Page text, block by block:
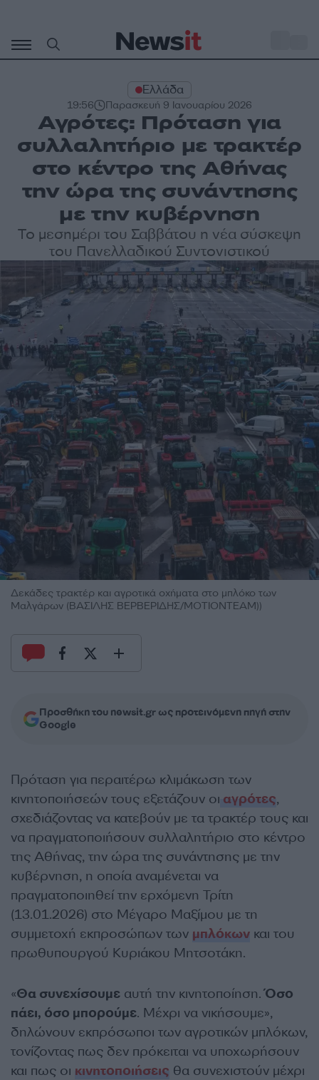
περιεχόμενο
Ελλάδα
19:56 Παρασκευή 9 Ιανουαρίου 2026
Αγρότες: Πρόταση για
συλλαλητήριο με τρακτέρ
στο κέντρο της Αθήνας
την ώρα της συνάντησης
με την κυβέρνηση
Το μεσημέρι του Σαββάτου η νέα σύσκεψη
του Πανελλαδικού Συντονιστικού
Δεκάδες τρακτέρ και αγροτικά οχήματα στο μπλόκο των
Μαλγάρων (BΑΣΙΛΗΣ ΒΕΡΒΕΡΙΔΗΣ/ΜΟΤΙΟΝΤΕΑΜ))
Προσθήκη του newsit.gr ως προτεινόμενη πηγή στην
Google
Πρόταση για περαιτέρω κλιμάκωση των
κινητοποιήσεών τους εξετάζουν οι αγρότες,
σχεδιάζοντας να κατεβούν με τα τρακτέρ τους και
να πραγματοποιήσουν συλλαλητήριο στο κέντρο
της Αθήνας, την ώρα της συνάντησης με την
κυβέρνηση, η οποία αναμένεται να
πραγματοποιηθεί την ερχόμενη Τρίτη
(13.01.2026) στο Μέγαρο Μαξίμου με τη
συμμετοχή εκπροσώπων των μπλόκων και του
πρωθυπουργού Κυριάκου Μητσοτάκη.
«Θα συνεχίσουμε αυτή την κινητοποίηση.Όσο
πάει, όσο μπορούμε. Μέχρι να νικήσουμε»,
δηλώνουν εκπρόσωποι των αγροτικών μπλόκων,
τονίζοντας πως δεν πρόκειται να υποχωρήσουν
και πως οι κινητοποιήσεις θα συνεχιστούν μέχρι